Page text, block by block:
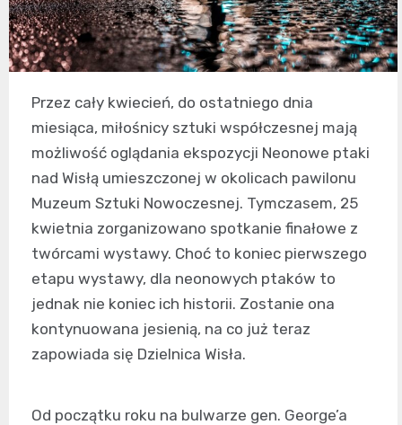
Przez cały kwiecień, do ostatniego dnia
miesiąca, miłośnicy sztuki współczesnej mają
możliwość oglądania ekspozycji Neonowe ptaki
nad Wisłą umieszczonej w okolicach pawilonu
Muzeum Sztuki Nowoczesnej. Tymczasem, 25
kwietnia zorganizowano spotkanie finałowe z
twórcami wystawy. Choć to koniec pierwszego
etapu wystawy, dla neonowych ptaków to
jednak nie koniec ich historii. Zostanie ona
kontynuowana jesienią, na co już teraz
zapowiada się Dzielnica Wisła.
Od początku roku na bulwarze gen. George’a